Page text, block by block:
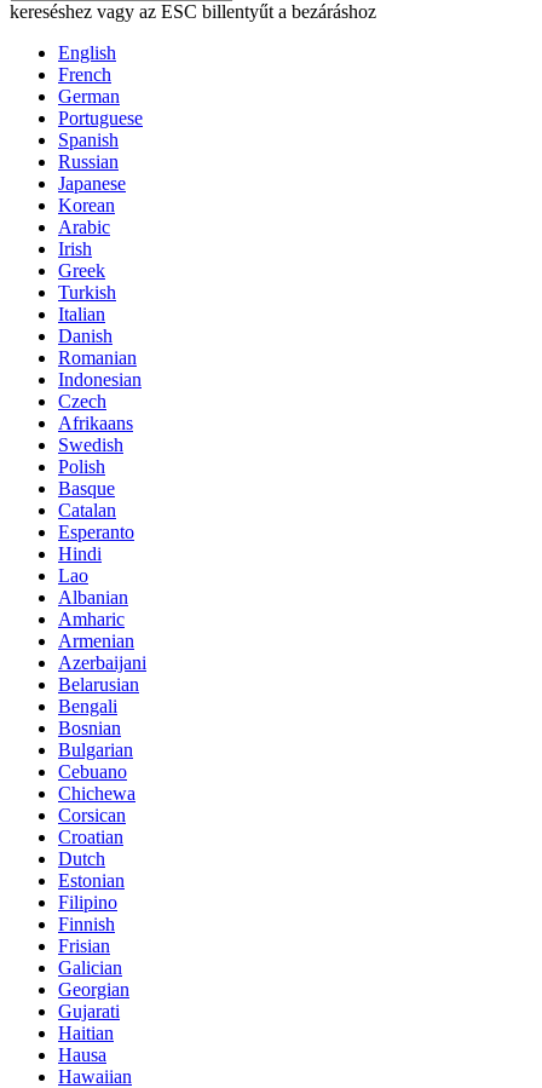
kereséshez vagy az ESC billentyűt a bezáráshoz
English
French
German
Portuguese
Spanish
Russian
Japanese
Korean
Arabic
Irish
Greek
Turkish
Italian
Danish
Romanian
Indonesian
Czech
Afrikaans
Swedish
Polish
Basque
Catalan
Esperanto
Hindi
Lao
Albanian
Amharic
Armenian
Azerbaijani
Belarusian
Bengali
Bosnian
Bulgarian
Cebuano
Chichewa
Corsican
Croatian
Dutch
Estonian
Filipino
Finnish
Frisian
Galician
Georgian
Gujarati
Haitian
Hausa
Hawaiian